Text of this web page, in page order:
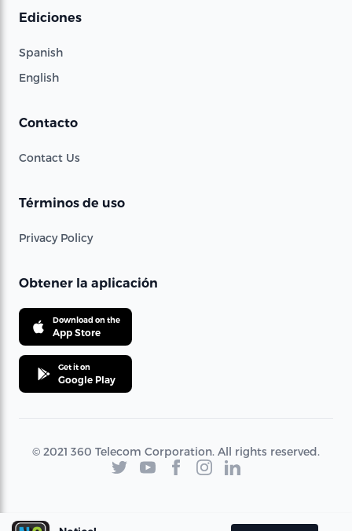
Ediciones
Spanish
English
Contacto
Contact Us
Términos de uso
Privacy Policy
Obtener la aplicación
Download on the
App Store
Get it on
Google Play
© 2021 360 Telecom Corporation. All rights reserved.